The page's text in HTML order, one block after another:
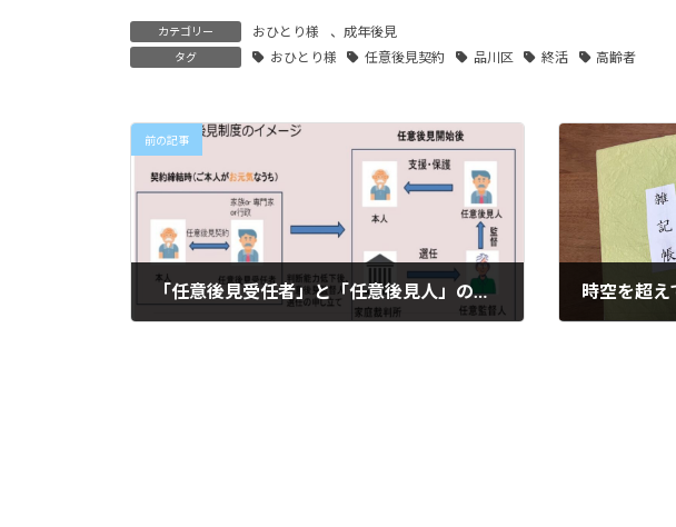
カテゴリー おひとり様 、 成年後見
タグ おひとり様 任意後見契約 品川区 終活 高齢者
前の記事
「任意後見受任者」と「任意後見人」の違い